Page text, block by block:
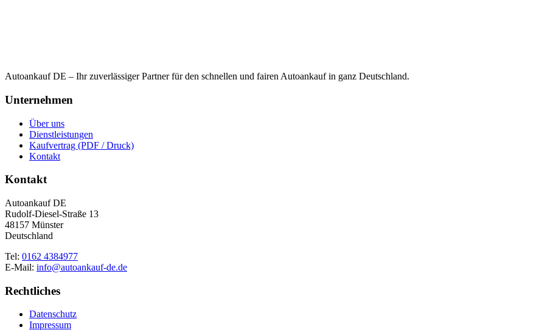
Autoankauf DE – Ihr zuverlässiger Partner für den schnellen und fairen Autoankauf in ganz Deutschland.
Unternehmen
Über uns
Dienstleistungen
Kaufvertrag (PDF / Druck)
Kontakt
Kontakt
Autoankauf DE
Rudolf-Diesel-Straße 13
48157 Münster
Deutschland
Tel: 0162 4384977
E-Mail: info@autoankauf-de.de
Rechtliches
Datenschutz
Impressum